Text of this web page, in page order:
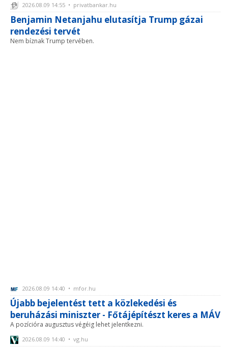
2026.08.09 14:55 • privatbankar.hu
Benjamin Netanjahu elutasítja Trump gázai
rendezési tervét
Nem bíznak Trump tervében.
2026.08.09 14:40 • mfor.hu
Újabb bejelentést tett a közlekedési és
beruházási miniszter - Főtájépítészt keres a MÁV
A pozícióra augusztus végéig lehet jelentkezni.
2026.08.09 14:40 • vg.hu